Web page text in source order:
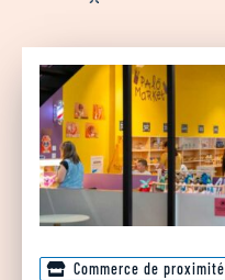
Commerce de proximité